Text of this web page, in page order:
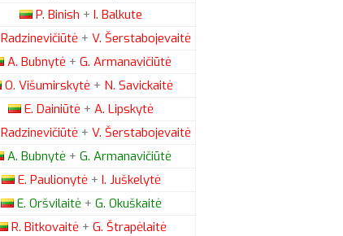
P. Binish + I. Balkute
Radzinevičiūtė + V. Šerstabojevaitė
A. Bubnytė + G. Armanavičiūtė
O. Višumirskytė + N. Savickaitė
E. Dainiūtė + A. Lipskytė
Radzinevičiūtė + V. Šerstabojevaitė
A. Bubnytė + G. Armanavičiūtė
E. Paulionytė + I. Juškelytė
E. Oršvilaitė + G. Okuškaitė
R. Bitkovaitė + G. Štrapėlaitė